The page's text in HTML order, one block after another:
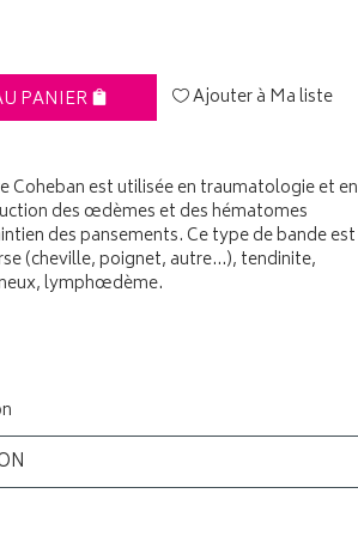
PANIER Ajouter à Ma liste
Coheban est utilisée en traumatologie et en
des œdèmes et des hématomes
des pansements. Ce type de bande est
(cheville, poignet, autre...), tendinite,
lymphœdème.